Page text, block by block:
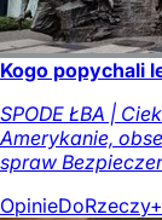
Kogo popychali
SPODE ŁBA |
Amerykanie,
spraw
OpinieDoRzeczy+